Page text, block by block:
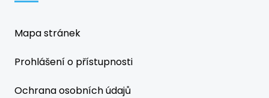
Mapa stránek
Prohlášení o přístupnosti
Ochrana osobních údajů